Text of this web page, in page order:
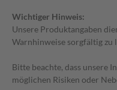
Wichtiger Hinweis:
Unsere Produktangaben
Warnhinweise sorgfältig zu
Bitte beachte, dass unsere
möglichen Risiken oder